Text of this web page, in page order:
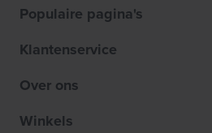
Populaire pagina's
Klantenservice
Over ons
Winkels